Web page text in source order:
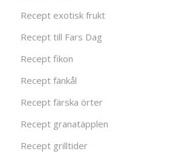
Recept exotisk frukt
Recept till Fars Dag
Recept fikon
Recept fänkål
Recept färska örter
Recept granatäpplen
Recept grilltider